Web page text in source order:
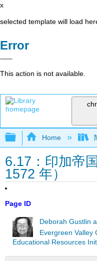
x
selected template will load
Error
This action is not available.
Expand/
Home
6.17：印加帝
1572 年）
Page ID
Deborah Gustlin
Evergreen Valley
Educational Resources